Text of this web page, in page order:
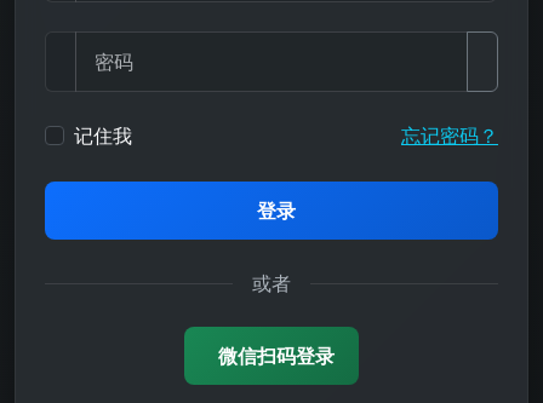
记住我 忘记密码？
登录
或者
微信扫码登录